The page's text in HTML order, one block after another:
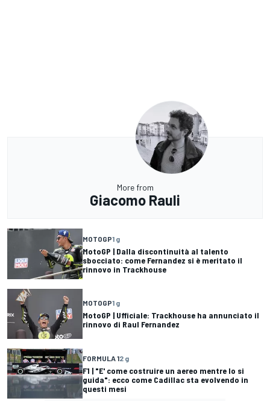
More from
Giacomo Rauli
MOTOGP1 g
MotoGP | Dalla discontinuità al talento
sbocciato: come Fernandez si è meritato il
rinnovo in Trackhouse
MOTOGP1 g
MotoGP | Ufficiale: Trackhouse ha annunciato il
rinnovo di Raul Fernandez
FORMULA 12 g
F1 | "E' come costruire un aereo mentre lo si
guida": ecco come Cadillac sta evolvendo in
questi mesi